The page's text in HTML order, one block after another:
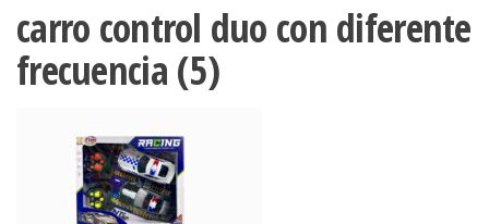
carro control duo con diferente
frecuencia (5)